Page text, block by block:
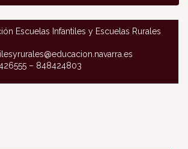
Escuelas Infantiles y Escuelas Rurales
– 848424803